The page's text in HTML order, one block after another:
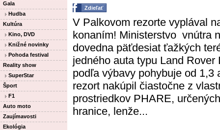
Gala
Hudba
Kultúra
Kino, DVD
Knižné novinky
Pohoda festival
Reality show
SuperStar
Šport
F1
Auto moto
Zaujímavosti
Ekológia
Zdieľať
V Palkovom rezorte vyplával
konaním! Ministerstvo vnútra
dovedna päťdesiat ťažkých
jedného auta typu Land
podľa výbavy pohybuje od 1,3
rezort nakúpil čiastočne z
prostriedkov PHARE,
hranice, lenže...